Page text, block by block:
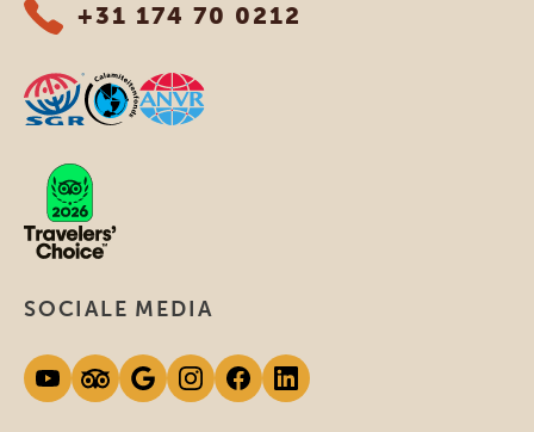
+31 174 70 0212
SOCIALE MEDIA